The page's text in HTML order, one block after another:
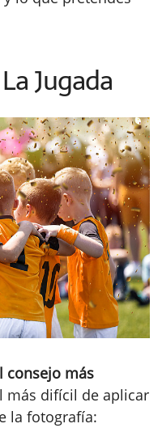
Jugada
consejo más
más difícil de aplicar
la fotografía: